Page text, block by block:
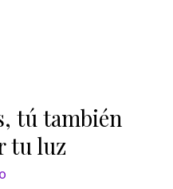
tú también
tu luz